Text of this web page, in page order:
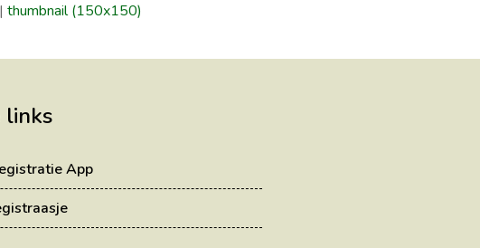
| thumbnail (150x150)
links
App